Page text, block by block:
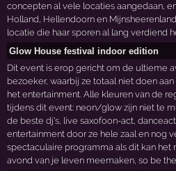
concepten al vele locaties aangedaan,
Holland, Hellendoorn en
locatie die haar sporen al lang verdiend
Glow House festival indoor edition
Dit event is erop gericht om de ultieme
bezoeker, waarbij ze totaal niet doen
het entertainment. Alle kleuren van de
tijdens dit event: neon/glow zijn niet te
de beste dj's, live saxofoon-act,
entertainment door ze hele zaal en nog
spectaculaire programma als dit kan het
avond van je leven meemaken, so be